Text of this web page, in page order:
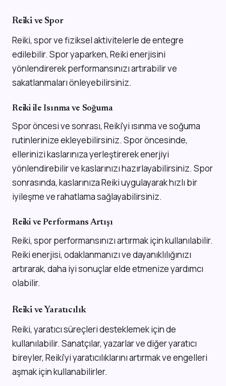
Reiki ve Spor
Reiki, spor ve fiziksel aktivitelerle de entegre
edilebilir. Spor yaparken, Reiki enerjisini
yönlendirerek performansınızı artırabilir ve
sakatlanmaları önleyebilirsiniz.
Reiki ile Isınma ve Soğuma
Spor öncesi ve sonrası, Reiki'yi ısınma ve soğuma
rutinlerinize ekleyebilirsiniz. Spor öncesinde,
ellerinizi kaslarınıza yerleştirerek enerjiyi
yönlendirebilir ve kaslarınızı hazırlayabilirsiniz. Spor
sonrasında, kaslarınıza Reiki uygulayarak hızlı bir
iyileşme ve rahatlama sağlayabilirsiniz.
Reiki ve Performans Artışı
Reiki, spor performansınızı artırmak için kullanılabilir.
Reiki enerjisi, odaklanmanızı ve dayanıklılığınızı
artırarak, daha iyi sonuçlar elde etmenize yardımcı
olabilir.
Reiki ve Yaratıcılık
Reiki, yaratıcı süreçleri desteklemek için de
kullanılabilir. Sanatçılar, yazarlar ve diğer yaratıcı
bireyler, Reiki'yi yaratıcılıklarını artırmak ve engelleri
aşmak için kullanabilirler.